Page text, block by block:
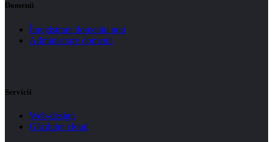
Domenii
Înregistrare domeniu nou
Administrare domenii
Servicii
Web-design
Găzduire cloud